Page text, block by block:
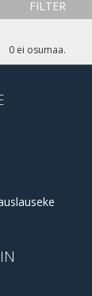
FILTER
0 ei osumaa.